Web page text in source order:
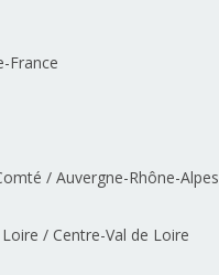
France
/ Auvergne-Rhône-Alpes
/ Centre-Val de Loire